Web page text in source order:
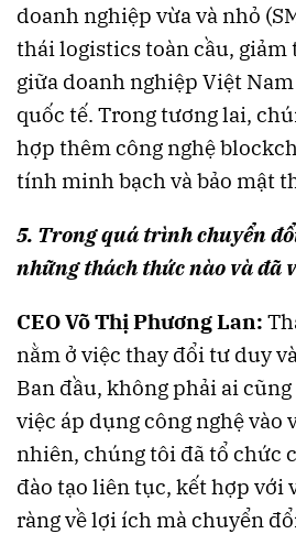
doanh nghiệp vừa và nhỏ
thái logistics toàn cầu, giảm
giữa doanh nghiệp Việt
quốc tế. Trong tương lai,
hợp thêm công nghệ
tính minh bạch và bảo mật
5. Trong quá trình chuyển
những thách thức nào và đã
CEO Võ Thị Phương Lan:
nằm ở việc thay đổi tư duy
Ban đầu, không phải ai
việc áp dụng công nghệ vào
nhiên, chúng tôi đã tổ chức
đào tạo liên tục, kết hợp với
ràng về lợi ích mà chuyển